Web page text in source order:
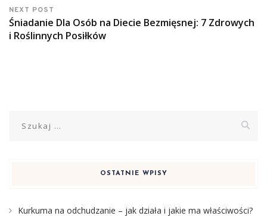
NEXT POST
Śniadanie Dla Osób na Diecie Bezmięsnej: 7 Zdrowych
i Roślinnych Posiłków
OSTATNIE WPISY
Kurkuma na odchudzanie – jak działa i jakie ma właściwości?